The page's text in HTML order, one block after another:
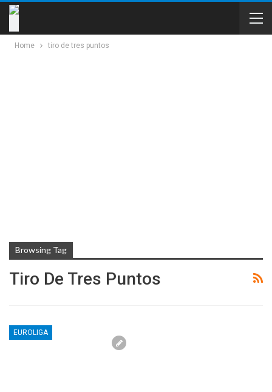
Home tiro de tres puntos
Browsing Tag
Tiro De Tres Puntos
EUROLIGA